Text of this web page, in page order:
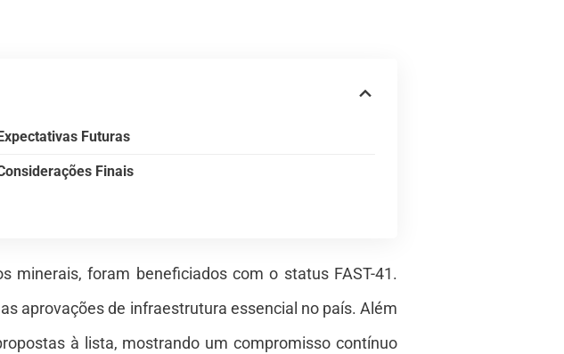
Futuras
Finais
minerais, foram beneficiados com o status FAST-41.
aprovações de infraestrutura essencial no país. Além
à lista, mostrando um compromisso contínuo